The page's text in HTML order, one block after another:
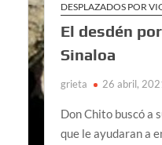
DESPLAZADOS POR
El desdén
Sinaloa
grieta 26 abril,
Don Chito buscó a
que le ayudaran a